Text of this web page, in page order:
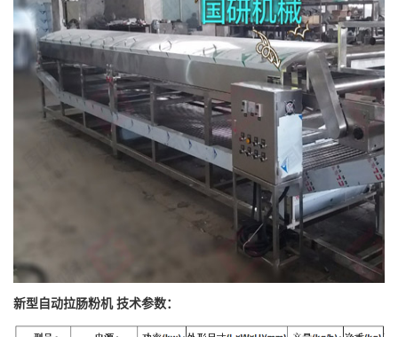
新型自动拉肠粉机 技术参数：